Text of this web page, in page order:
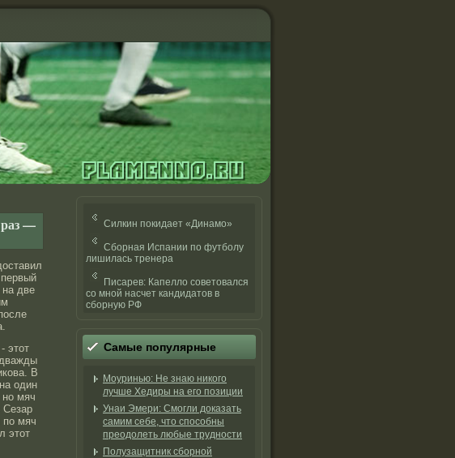
раз —
на две
этот
В
один
но мяч
Сезар
по мяч
этот
Силкин покидает «Динамо»
Сборная Испании по футболу
лишилась тренера
Писарев: Капелло советовался
со мной насчет кандидатов в
сборную РФ
Самые популярные
Моуринью: Не знаю никого
лучше Хедиры на его позиции
Унаи Эмери: Смогли доказать
самим себе, что способны
преодолеть любые трудности
Полузащитник сборной